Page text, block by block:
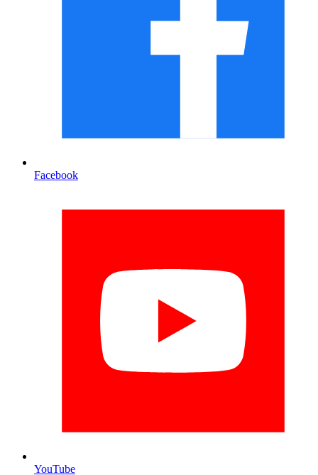
Facebook
YouTube